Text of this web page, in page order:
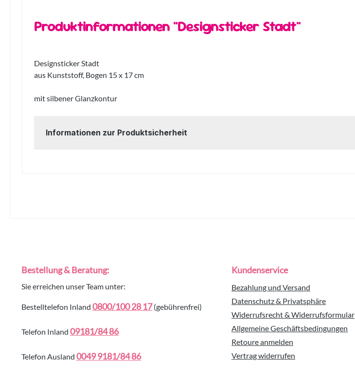
Produktinformationen "Designsticker Stadt"
Designsticker Stadt
aus Kunststoff, Bogen 15 x 17 cm
mit silbener Glanzkontur
Informationen zur Produktsicherheit
Bestellung & Beratung:
Sie erreichen unser Team unter:
Bestelltelefon Inland 0800/100 28 17(gebührenfrei)
Telefon Inland 09181/84 86
Telefon Ausland 0049 9181/84 86
Kundenservice
Bezahlung und Versand
Datenschutz & Privatsphäre
Widerrufsrecht & Widerrufsformular
Allgemeine Geschäftsbedingungen
Retoure anmelden
Vertrag widerrufen